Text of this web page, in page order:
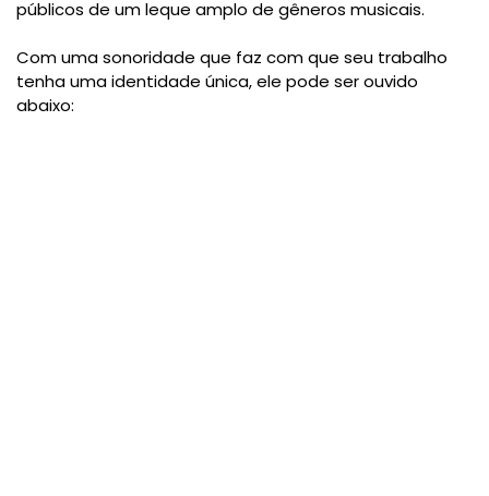
públicos de um leque amplo de gêneros musicais.
Com uma sonoridade que faz com que seu trabalho
tenha uma identidade única, ele pode ser ouvido
abaixo: